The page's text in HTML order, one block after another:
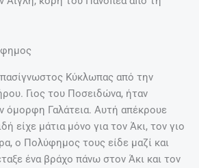
Κύκλωπας από την
Γιος του Ποσειδώνα, ήταν
όμορφη Γαλάτεια. Αυτή απέκρουε
είχε μάτια μόνο για τον Άκι, τον γιο
ο Πολύφημος τους είδε μαζί και
ένα βράχο πάνω στον Άκι και τον